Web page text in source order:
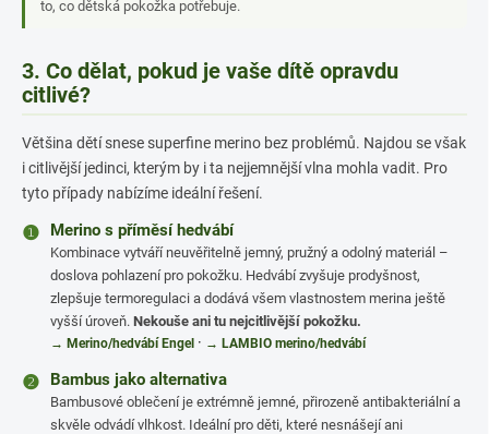
to, co dětská pokožka potřebuje.
3. Co dělat, pokud je vaše dítě opravdu
citlivé?
Většina dětí snese superfine merino bez problémů. Najdou se však
i citlivější jedinci, kterým by i ta nejjemnější vlna mohla vadit. Pro
tyto případy nabízíme ideální řešení.
❶ Merino s příměsí hedvábí
Kombinace vytváří neuvěřitelně jemný, pružný a odolný materiál –
doslova pohlazení pro pokožku. Hedvábí zvyšuje prodyšnost,
zlepšuje termoregulaci a dodává všem vlastnostem merina ještě
vyšší úroveň. Nekouše ani tu nejcitlivější pokožku.
→ Merino/hedvábí Engel · → LAMBIO merino/hedvábí
❷ Bambus jako alternativa
Bambusové oblečení je extrémně jemné, přirozeně antibakteriální a
skvěle odvádí vlhkost. Ideální pro děti, které nesnášejí ani